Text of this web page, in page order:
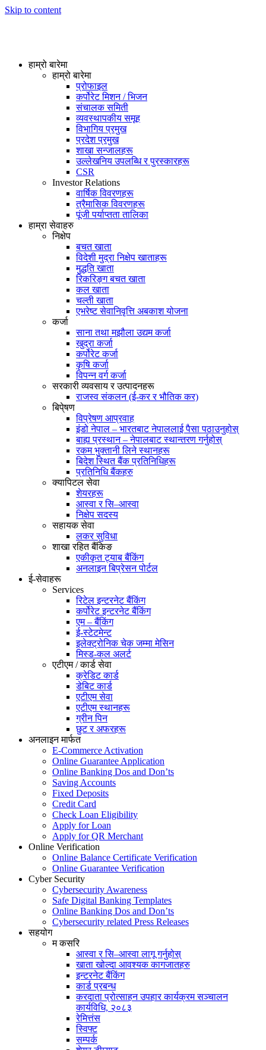
Skip to content
हाम्रो बारेमा
हाम्रो बारेमा
प्रोफाइल
कर्पोरेट मिशन / भिजन
संचालक समिती
व्यवस्थापकीय समूह
विभागिय प्रमुख
प्रदेश प्रमुख
शाखा सन्जालहरू
उल्लेखनिय उपलब्धि र पुरस्कारहरू
CSR
Investor Relations
वार्षिक विवरणहरू
त्रैमासिक विवरणहरू
पूंजी पर्याप्तता तालिका
हाम्रा सेवाहरु
निक्षेप
बचत खाता
विदेशी मुद्रा निक्षेप खाताहरू
मुद्धति खाता
रिकरिङ्ग बचत खाता
कल खाता
चल्ती खाता
एभरेष्ट सेवानिवृत्ति अबकाश योजना
कर्जा
साना तथा मझौला उद्यम कर्जा
खुद्रा कर्जा
कर्पोरेट कर्जा
कृषि कर्जा
विपन्न वर्ग कर्जा
सरकारी व्यवसाय र उत्पादनहरू
राजस्व संकलन (ई-कर र भौतिक कर)
बिपे्षण
विप्रेषण आप्रवाह
इंडो नेपाल – भारतबाट नेपाललाई पैसा पठाउनुहोस्
बाह्य प्रस्थान – नेपालबाट स्थान्तरण गर्नुहोस्
रकम भुक्तानी लिने स्थानहरू
बिदेश स्थित बैंक प्रतिनिधिहरू
प्रतिनिधि बैंकहरु
क्यापिटल सेवा
शेयरहरू
आस्वा र सि–आस्वा
निक्षेप सदस्य
सहायक सेवा
लकर सुविधा
शाखा रहित बैंकिङ
एकीकृत ट्याब बैंकिंग
अनलाइन बिप्रेसन पोर्टल
ई-सेवाहरू
Services
रिटेल इन्टरनेट बैंकिंग
कर्पोरेट इन्टरनेट बैंकिंग
एम – बैंकिंग
ई-स्टेटमेन्ट
इलेक्ट्रोनिक चेक जम्मा मेसिन
मिस्ड-कल अलर्ट
एटीएम / कार्ड सेवा
क्रेडिट कार्ड
डेबिट कार्ड
एटीएम सेवा
एटीएम स्थानहरू
ग्रीन पिन
छुट र अफरहरू
अनलाइन मार्फत
E-Commerce Activation
Online Guarantee Application
Online Banking Dos and Don’ts
Saving Accounts
Fixed Deposits
Credit Card
Check Loan Eligibility
Apply for Loan
Apply for QR Merchant
Online Verification
Online Balance Certificate Verification
Online Guarantee Verification
Cyber Security
Cybersecurity Awareness
Safe Digital Banking Templates
Online Banking Dos and Don’ts
Cybersecurity related Press Releases
सहयोग
म कसरि
आस्वा र सि–आस्वा लागू गर्नुहोस्
खाता खोल्दा आवश्यक कागजातहरु
इन्टरनेट बैंकिंग
कार्ड प्रबन्ध
करदाता प्रोत्साहन उपहार कार्यक्रम सञ्चालन
कार्यविधि, २०८३
रेमित्तंस
स्विफ्ट
सम्पर्क